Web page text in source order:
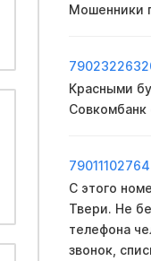
Мошенники
Красными
Совкомбанк
79011102764
С этого
Твери. Не
телефона
звонок,